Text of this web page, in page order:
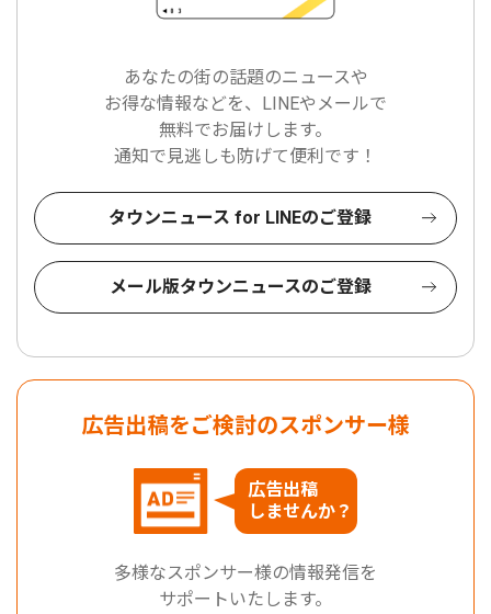
あなたの街の話題のニュースや
お得な情報などを、LINEやメールで
無料でお届けします。
通知で見逃しも防げて便利です！
タウンニュース for LINEのご登録
メール版タウンニュースのご登録
広告出稿をご検討のスポンサー様
広告出稿
しませんか？
多様なスポンサー様の情報発信を
サポートいたします。